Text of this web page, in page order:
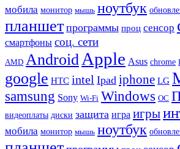
мобила монитор мышь ноутбук
планшет программы проц сенсор
смартфоны соц. сети
AMD Android Apple Asus chrome
google HTC intel Ipad iphone LG
samsung Sony Wi-Fi Windows ОС
видеоплаты диски защита игра игры
мобила монитор мышь ноутбук